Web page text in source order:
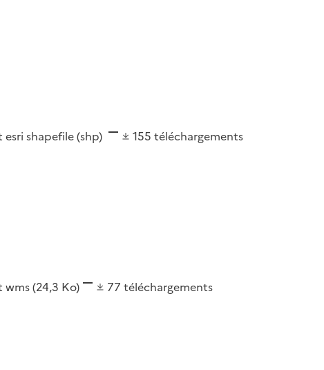
esri shapefile (shp) 155 téléchargements
wms(24,3 Ko) 77 téléchargements